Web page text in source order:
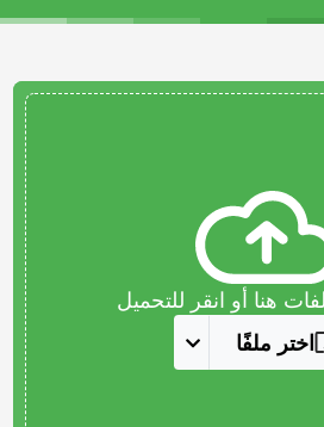
هنا أو انقر للتحميل
اختر ملفًا